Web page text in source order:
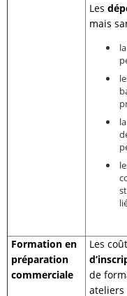
Les
mais
Formation en
préparation
commerciale
Les
de
ateliers